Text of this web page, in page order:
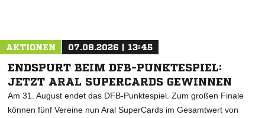
AKTIONEN 07.08.2026 | 13:45
ENDSPURT BEIM DFB-PUNKTESPIEL:
JETZT ARAL SUPERCARDS GEWINNEN
Am 31. August endet das DFB-Punktespiel. Zum großen Finale
können fünf Vereine nun Aral SuperCards im Gesamtwert von